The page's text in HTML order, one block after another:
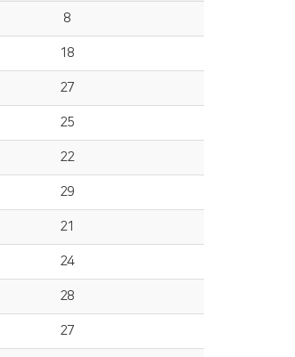
8
18
27
25
22
29
21
24
28
27